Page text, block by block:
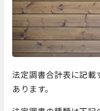
法定調書合計表に記
あります。